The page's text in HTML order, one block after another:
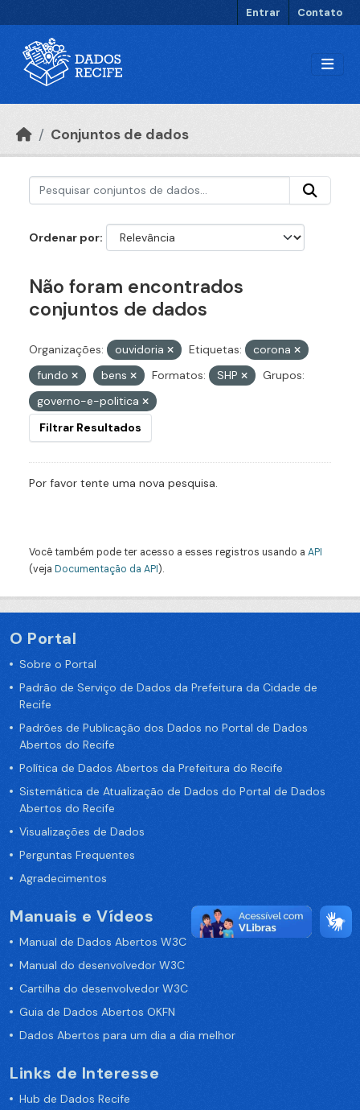
Entrar Contato
Conjuntos de dados
Ordenar por
Não foram encontrados
conjuntos de dados
Organizações: ouvidoria Etiquetas:
corona
fundo
bens Formatos: SHP
Grupos:
governo-e-politica
Filtrar Resultados
Por favor tente uma nova pesquisa.
Você também pode ter acesso a esses registros usando a API
(veja Documentação da API).
O Portal
Sobre o Portal
Padrão de Serviço de Dados da Prefeitura da Cidade de
Recife
Padrões de Publicação dos Dados no Portal de Dados
Abertos do Recife
Política de Dados Abertos da Prefeitura do Recife
Sistemática de Atualização de Dados do Portal de Dados
Abertos do Recife
Visualizações de Dados
Perguntas Frequentes
Agradecimentos
Manuais e Vídeos
Manual de Dados Abertos W3C
Manual do desenvolvedor W3C
Cartilha do desenvolvedor W3C
Guia de Dados Abertos OKFN
Dados Abertos para um dia a dia melhor
Links de Interesse
Hub de Dados Recife